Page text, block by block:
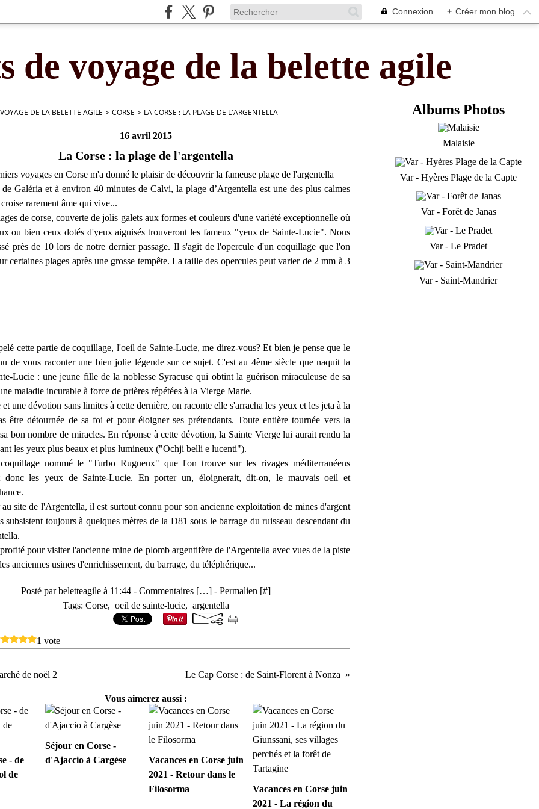
Connexion + Créer mon blog
de voyage de la belette agile
DE LA BELETTE AGILE > CORSE > LA CORSE : LA PLAGE DE L'ARGENTELLA
16 avril 2015
La Corse : la plage de l'argentella
voyages en Corse m'a donné le plaisir de découvrir la fameuse plage de l'argentella
Galéria et à environ 40 minutes de Calvi, la plage d’Argentella est une des plus calmes
rarement âme qui vive...
de corse, couverte de jolis galets aux formes et couleurs d'une variété exceptionnelle où
ou bien ceux dotés d'yeux aiguisés trouveront les fameux "yeux de Sainte-Lucie". Nous
près de 10 lors de notre dernier passage. Il s'agit de l'opercule d'un coquillage que l'on
certaines plages après une grosse tempête. La taille des opercules peut varier de 2 mm à 3
cette partie de coquillage, l'oeil de Sainte-Lucie, me direz-vous? Et bien je pense que le
de vous raconter une bien jolie légende sur ce sujet. C'est au 4ème siècle que naquit la
Lucie : une jeune fille de la noblesse Syracuse qui obtint la guérison miraculeuse de sa
maladie incurable à force de prières répétées à la Vierge Marie.
une dévotion sans limites à cette dernière, on raconte elle s'arracha les yeux et les jeta à la
être détournée de sa foi et pour éloigner ses prétendants. Toute entière tournée vers la
bon nombre de miracles. En réponse à cette dévotion, la Sainte Vierge lui aurait rendu la
les yeux plus beaux et plus lumineux ("Ochji belli e lucenti").
nommé le "Turbo Rugueux" que l'on trouve sur les rivages méditerranéens
donc les yeux de Sainte-Lucie. En porter un, éloignerait, dit-on, le mauvais oeil et
site de l'Argentella, il est surtout connu pour son ancienne exploitation de mines d'argent
subsistent toujours à quelques mètres de la D81 sous le barrage du ruisseau descendant du
pour visiter l'ancienne mine de plomb argentifère de l'Argentella avec vues de la piste
anciennes usines d'enrichissement, du barrage, du téléphérique...
Posté par beletteagile à 11:44 - Commentaires […]- Permalien [#]
Tags: Corse, oeil de sainte-lucie, argentella
1 vote
de noël 2 Le Cap Corse : de Saint-Florent à Nonza
Vous aimerez aussi :
- de
de
Séjour en Corse -
d'Ajaccio à Cargèse
Vacances en Corse juin
2021 - Retour dans le
Filosorma
Vacances en Corse juin
2021 - La région du
Albums Photos
Malaisie
Var - Hyères Plage de la Capte
Var - Forêt de Janas
Var - Le Pradet
Var - Saint-Mandrier